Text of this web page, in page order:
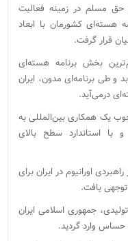
حق مسلم در زمینه فعالیت
هسته‌ای کشورمان با ابعاد
قرار گرفت.
بخش برنامه هسته‌ای
و طی برنامه‌ای مدون، ایران
درمی‌آید.
یک همکاری بین‌المللی به
با استاندارد سطح‌ بالای
اورانیوم در ایران برای
توجهی یافت.
جمهوری اسلامی ایران
حساس وارد گردید.